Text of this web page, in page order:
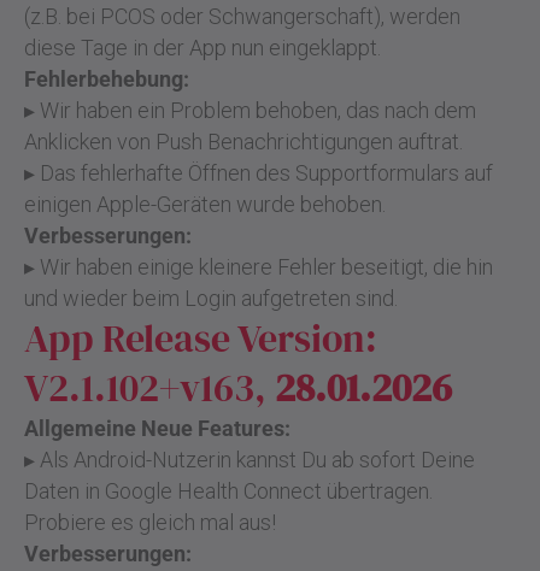
(z.B. bei PCOS oder Schwangerschaft), werden
diese Tage in der App nun eingeklappt.
Fehlerbehebung:
▸ Wir haben ein Problem behoben, das nach dem
Anklicken von Push Benachrichtigungen auftrat.
▸ Das fehlerhafte Öffnen des Supportformulars auf
einigen Apple-Geräten wurde behoben.
Verbesserungen:
▸ Wir haben einige kleinere Fehler beseitigt, die hin
und wieder beim Login aufgetreten sind.
App Release Version:
V2.1.102+v163, 28.01.2026
Allgemeine Neue Features:
▸ Als Android-Nutzerin kannst Du ab sofort Deine
Daten in Google Health Connect übertragen.
Probiere es gleich mal aus!
Verbesserungen: